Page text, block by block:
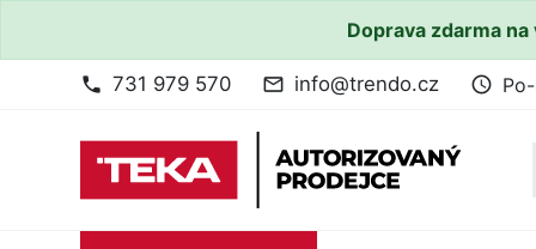
Doprava zdarma
phone 731 979 570 mail_outline info@trendo.cz access_time